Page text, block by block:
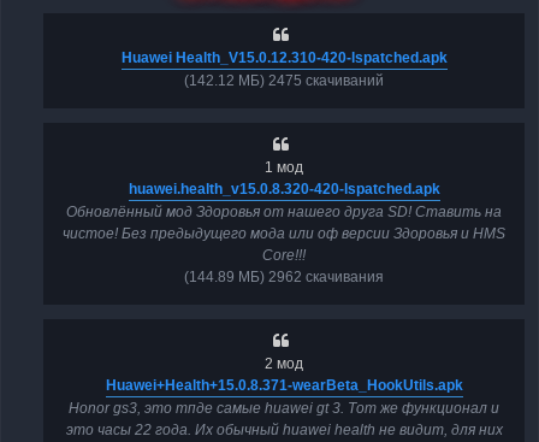
Huawei Health_V15.0.12.310-420-lspatched.apk
(142.12 МБ) 2475 скачиваний
1 мод
huawei.health_v15.0.8.320-420-lspatched.apk
Обновлённый мод Здоровья от нашего друга SD! Ставить на
чистое! Без предыдущего мода или оф версии Здоровья и HMS
Core!!!
(144.89 МБ) 2962 скачивания
2 мод
Huawei+Health+15.0.8.371-wearBeta_HookUtils.apk
Honor gs3, это тпде самые huawei gt 3. Тот же функционал и
это часы 22 года. Их обычный huawei health не видит, для них